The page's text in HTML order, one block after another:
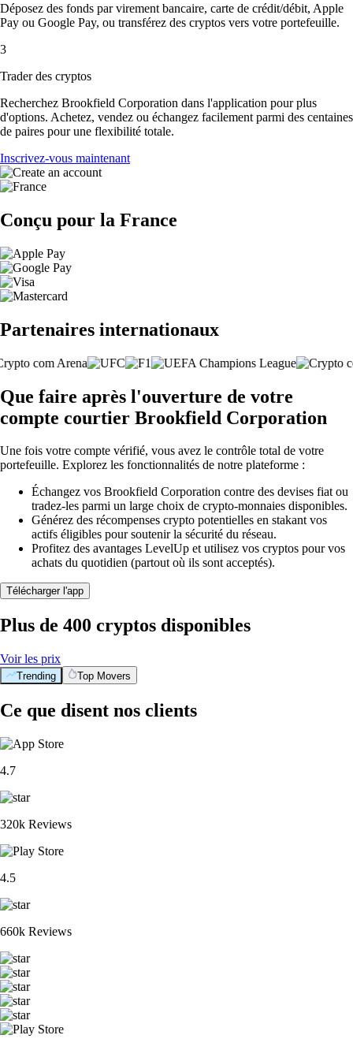
Déposez des fonds par virement bancaire, carte de crédit/débit, Apple
Pay ou Google Pay, ou transférez des cryptos vers votre portefeuille.
3
Trader des cryptos
Recherchez Brookfield Corporation dans l'application pour plus
d'options. Achetez, vendez ou échangez facilement parmi des centaines
de paires pour une flexibilité totale.
Inscrivez-vous maintenant
Conçu pour la France
Partenaires internationaux
Que faire après l'ouverture de votre
compte courtier Brookfield Corporation
Une fois votre compte vérifié, vous avez le contrôle total de votre
portefeuille. Explorez les fonctionnalités de notre plateforme :
Échangez vos Brookfield Corporation contre des devises fiat ou
tradez-les parmi un large choix de crypto-monnaies disponibles.
Générez des récompenses crypto potentielles en stakant vos
actifs éligibles pour soutenir la sécurité du réseau.
Profitez des avantages LevelUp et utilisez vos cryptos pour vos
achats du quotidien (partout où ils sont acceptés).
Télécharger l'app
Plus de 400 cryptos disponibles
Voir les prix
Trending Top Movers
Ce que disent nos clients
4.7
320k Reviews
4.5
660k Reviews